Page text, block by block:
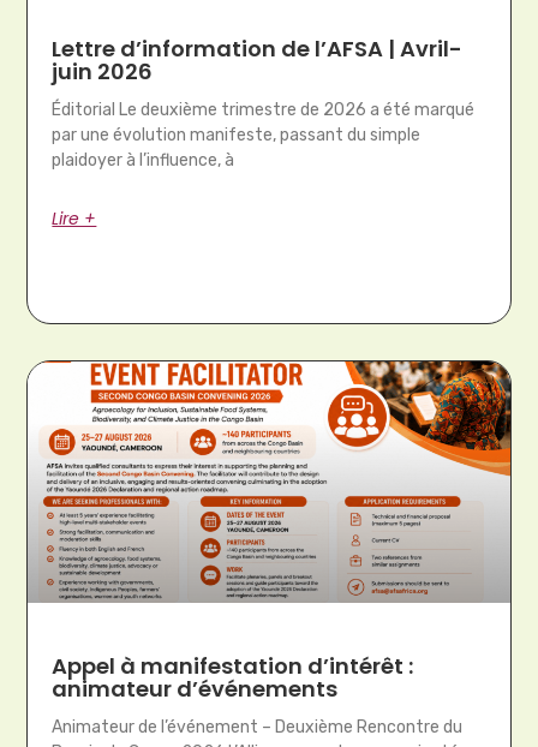
Lettre d’information de l’AFSA | Avril-
juin 2026
Éditorial Le deuxième trimestre de 2026 a été marqué
par une évolution manifeste, passant du simple
plaidoyer à l’influence, à
Lire +
Appel à manifestation d’intérêt :
animateur d’événements
Animateur de l’événement – Deuxième Rencontre du